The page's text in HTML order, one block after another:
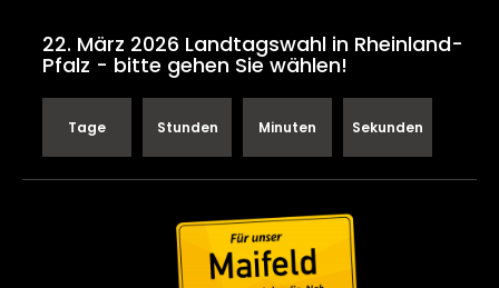
22. März 2026 Landtagswahl in Rheinland-
Pfalz - bitte gehen Sie wählen!
Tage Stunden Minuten Sekunden